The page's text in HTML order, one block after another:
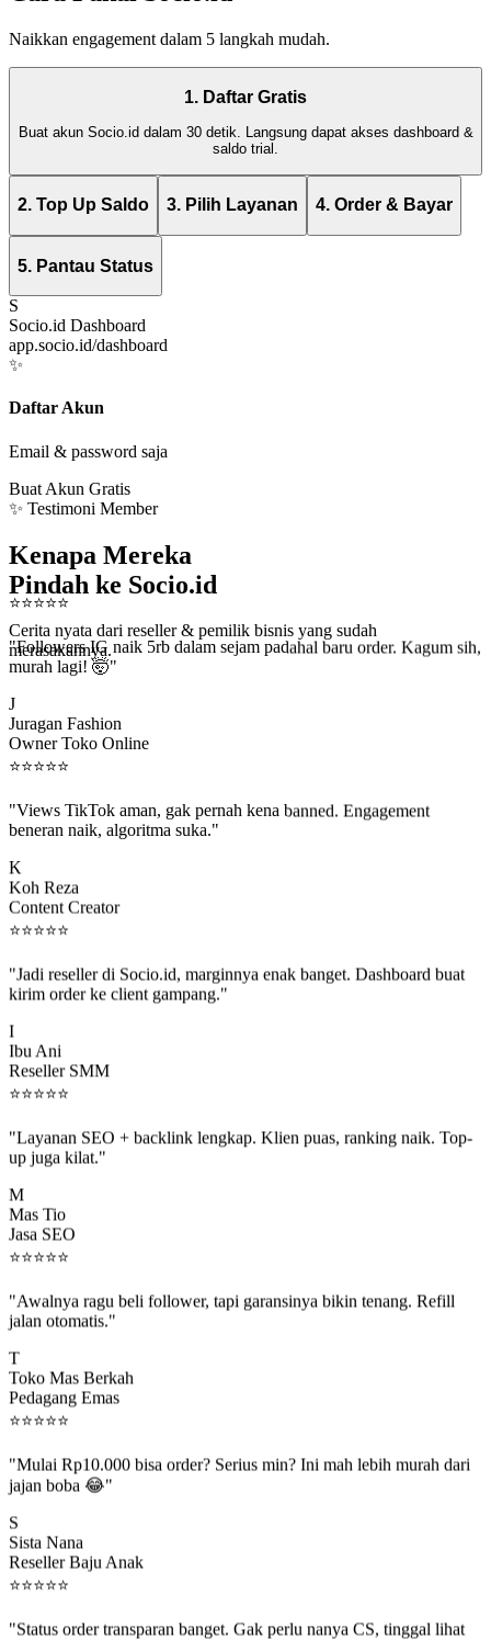
Naikkan engagement dalam 5 langkah mudah.
1. Daftar Gratis
Buat akun Socio.id dalam 30 detik. Langsung dapat akses dashboard &
saldo trial.
2. Top Up Saldo 3. Pilih Layanan 4. Order & Bayar
5. Pantau Status
S
Socio.id Dashboard
app.socio.id/dashboard
✨
Daftar Akun
Email & password saja
Buat Akun Gratis
✨ Testimoni Member
Kenapa Mereka
Pindah ke Socio.id
Cerita nyata dari reseller & pemilik bisnis yang sudah
merasakannya.
⭐⭐⭐⭐⭐
"Followers IG naik 5rb dalam sejam padahal baru order. Kagum sih,
murah lagi! 🤯"
Juragan Fashion
Owner Toko Online
⭐⭐⭐⭐ ⭐
beneran naik, algoritma suka."
Koh Reza
Content Creator
⭐⭐⭐⭐⭐
kirim order ke client gampang."
Ibu Ani
Reseller SMM
⭐⭐⭐⭐⭐
up juga kilat."
Mas Tio
Jasa SEO
⭐⭐⭐⭐⭐
jalan otomatis."
Toko Mas Berkah
Pedagang Emas
⭐⭐⭐⭐⭐
jajan boba 😂"
Sista Nana
Reseller Baju Anak
⭐⭐⭐⭐⭐
dashboard."